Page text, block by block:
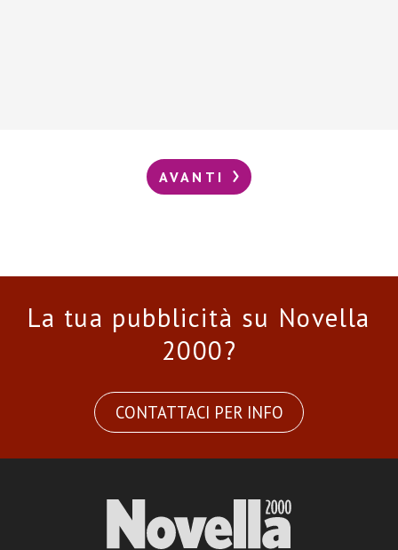
AVANTI
La tua pubblicità su Novella
2000?
CONTATTACI PER INFO